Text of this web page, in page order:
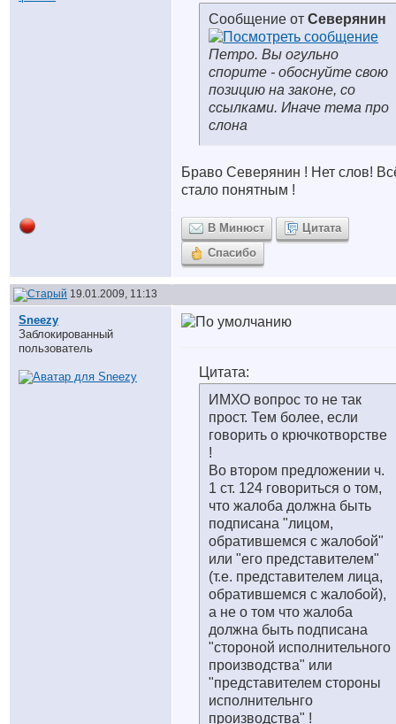
Сообщение от Северянин
Петро. Вы огульно
спорите - обоснуйте свою
позицию на законе, со
ссылками. Иначе тема про
слона
Браво Северянин ! Нет слов!
стало понятным !
В Минюст
Цитата
Спасибо
19.01.2009, 11:13
Sneezy
Заблокированный
пользователь
Цитата:
ИМХО вопрос то не так
прост. Тем более, если
говорить о крючкотворстве
!
Во втором предложении ч.
1 ст. 124 говориться о том,
что жалоба должна быть
подписана "лицом,
обратившемся с жалобой"
или "его представителем"
(т.е. представителем лица,
обратившемся с жалобой),
а не о том что жалоба
должна быть подписана
"стороной исполнительного
производства" или
"представителем стороны
исполнительнго
производства" !